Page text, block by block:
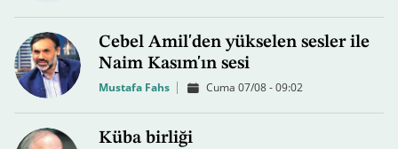
Cebel Amil'den yükselen sesler ile
Naim Kasım'ın sesi
Mustafa Fahs Cuma 07/08 - 09:02
Küba birliği